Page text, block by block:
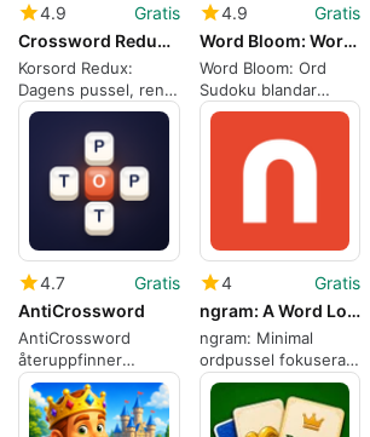
4.9
Gratis
Crossword Redux: Daily Puzzle
Korsord Redux:
Dagens pussel, rena
dagliga korsord för
mobila sinnen
4.9
Gratis
Word Bloom: Words Sudoku
Word Bloom: Ord
Sudoku blandar
logikpussel med
4.7
Gratis
AntiCrossword
AntiCrossword
återuppfinner
korsord genom att
passa in ord i tomma
rutor
4
Gratis
ngram: A Word Lovers Game
ngram: Minimal
ordpussel fokuserat
på lexikonupptäckte